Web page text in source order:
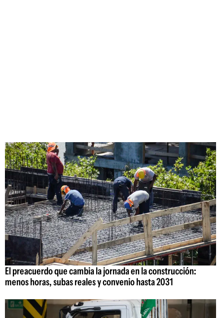
El preacuerdo que cambia la jornada en la construcción:
menos horas, subas reales y convenio hasta 2031